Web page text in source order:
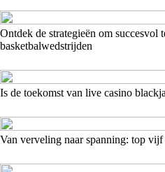
Ontdek de strategieën om succesvol
basketbalwedstrijden
Is de toekomst van live casino
Van verveling naar spanning: top